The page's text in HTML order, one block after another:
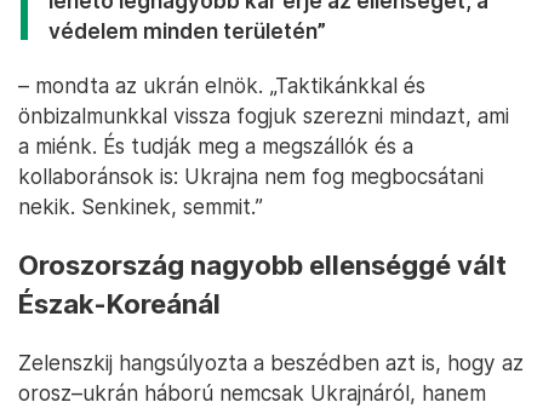
védelem minden területén”
– mondta az ukrán elnök. „Taktikánkkal és
önbizalmunkkal vissza fogjuk szerezni mindazt, ami
a miénk. És tudják meg a megszállók és a
kollaboránsok is: Ukrajna nem fog megbocsátani
nekik. Senkinek, semmit.”
Oroszország nagyobb ellenséggé vált
Észak-Koreánál
Zelenszkij hangsúlyozta a beszédben azt is, hogy az
orosz–ukrán háború nemcsak Ukrajnáról, hanem